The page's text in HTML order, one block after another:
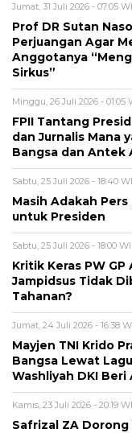
Jumat, 31 Juli 2026 - 07:05
Prof DR Sutan
Perjuangan Agar
Anggotanya
Sirkus”
Minggu, 26 Juli 2026 - 01:05
FPII Tantang
dan Jurnalis Mana
Bangsa dan Antek
Sabtu, 25 Juli 2026 - 18:40
Masih Adakah Pers
untuk Presiden
Sabtu, 25 Juli 2026 - 18:00
Kritik Keras PW GP
Jampidsus Tidak
Tahanan?
Jumat, 24 Juli 2026 - 16:38
Mayjen TNI Krido
Bangsa Lewat
Washliyah DKI
Kamis, 23 Juli 2026 - 20:19
Safrizal ZA Dorong